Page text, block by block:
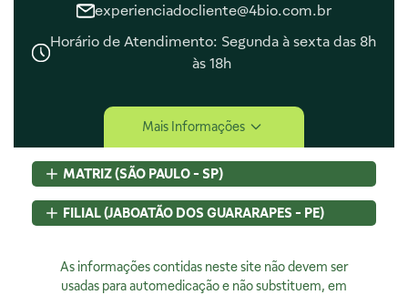
experienciadocliente@4bio.com.br
Horário de Atendimento: Segunda à sexta das 8h
às 18h
Central de Ajuda
Central de Atendimento
Envio e Entrega
Navegando e Comprando
Trocas e Devoluções
Fale Conosco
Encarregado de Privacidade
Mais Informações
MATRIZ (SÃO PAULO - SP)
Rua Pedroso Alvarenga, 58 Cj. 02
Itaim Bibi, São Paulo, SP
CNPJ:07.015.691/0001-46
Licença Sanitária Nº:
FILIAL (JABOATÃO DOS GUARARAPES - PE)
54320-230 - Brasil
As informações contidas neste site não devem ser
usadas para automedicação e não substituem, em